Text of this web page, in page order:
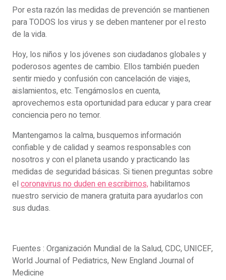
Por esta razón las medidas de prevención se mantienen
para TODOS los virus y se deben mantener por el resto
de la vida.
Hoy, los niños y los jóvenes son ciudadanos globales y
poderosos agentes de cambio. Ellos también pueden
sentir miedo y confusión con cancelación de viajes,
aislamientos, etc. Tengámoslos en cuenta,
aprovechemos esta oportunidad para educar y para crear
conciencia pero no temor.
Mantengamos la calma, busquemos información
confiable y de calidad y seamos responsables con
nosotros y con el planeta usando y practicando las
medidas de seguridad básicas. Si tienen preguntas sobre
el coronavirus no duden en escribirnos,habilitamos
nuestro servicio de manera gratuita para ayudarlos con
sus dudas.
Fuentes : Organización Mundial de la Salud, CDC, UNICEF,
World Journal of Pediatrics, New England Journal of
Medicine